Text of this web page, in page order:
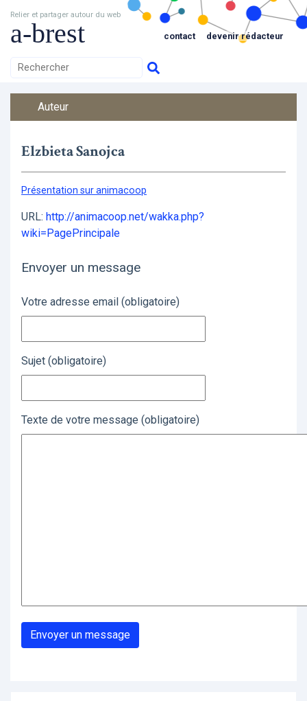
Relier et partager autour du web
a-brest contact devenir rédacteur
Auteur
Elzbieta Sanojca
Présentation sur animacoop
URL: http://animacoop.net/wakka.php?
wiki=PagePrincipale
Envoyer un message
Votre adresse email (obligatoire)
Sujet (obligatoire)
Texte de votre message (obligatoire)